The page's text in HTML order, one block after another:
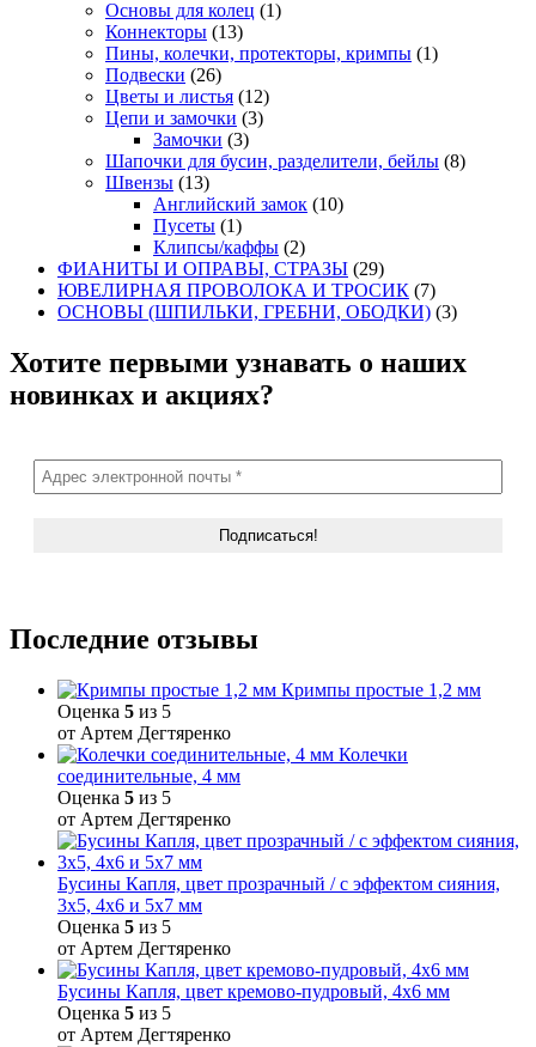
Основы для колец (1)
Коннекторы (13)
Пины, колечки, протекторы, кримпы (1)
Подвески (26)
Цветы и листья (12)
Цепи и замочки (3)
Замочки (3)
Шапочки для бусин, разделители, бейлы (8)
Швензы (13)
Английский замок (10)
Пусеты (1)
Клипсы/каффы (2)
ФИАНИТЫ И ОПРАВЫ, СТРАЗЫ (29)
ЮВЕЛИРНАЯ ПРОВОЛОКА И ТРОСИК (7)
ОСНОВЫ (ШПИЛЬКИ, ГРЕБНИ, ОБОДКИ) (3)
Хотите первыми узнавать о наших
новинках и акциях?
Последние отзывы
Кримпы простые 1,2 мм
Оценка 5 из 5
от Артем Дегтяренко
Колечки
соединительные, 4 мм
Оценка 5 из 5
от Артем Дегтяренко
Бусины Капля, цвет прозрачный / с эффектом сияния,
3х5, 4х6 и 5х7 мм
Оценка 5 из 5
от Артем Дегтяренко
Бусины Капля, цвет кремово-пудровый, 4х6 мм
Оценка 5 из 5
от Артем Дегтяренко